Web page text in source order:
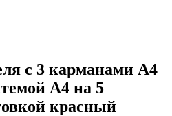
с 3 карманами А4
А4 на 5
красный